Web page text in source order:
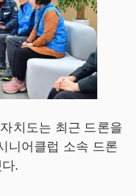
치도는 최근 드론을
니어클럽 소속 드론
.